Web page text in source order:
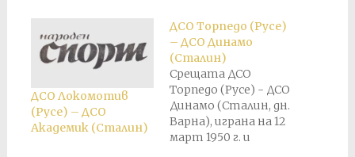
ДСО Локомотив
(Русе) – ДСО
Академик (Сталин)
ДСО Торпедо (Русе)
– ДСО Динамо
(Сталин)
Срещата ДСО
Торпедо (Русе) - ДСО
Динамо (Сталин, дн.
Варна), играна на 12
март 1950 г. и